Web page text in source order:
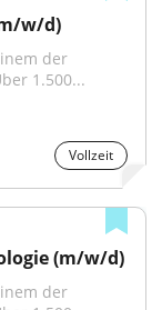
w/d)
der
1.500...
Vollzeit
(m/w/d)
der